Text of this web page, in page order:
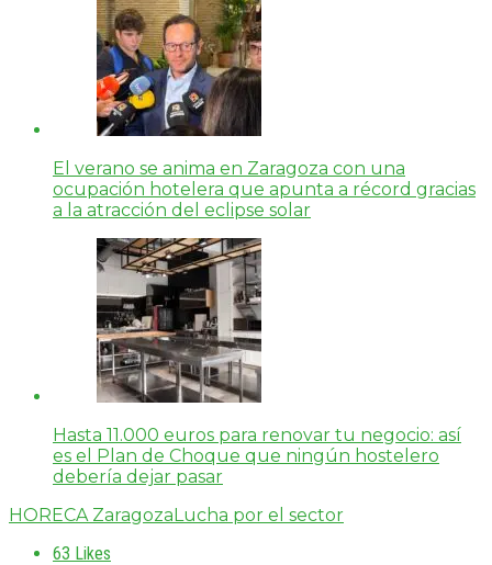
El verano se anima en Zaragoza con una
ocupación hotelera que apunta a récord gracias
a la atracción del eclipse solar
Hasta 11.000 euros para renovar tu negocio: así
es el Plan de Choque que ningún hostelero
debería dejar pasar
HORECA ZaragozaLucha por el sector
63 Likes